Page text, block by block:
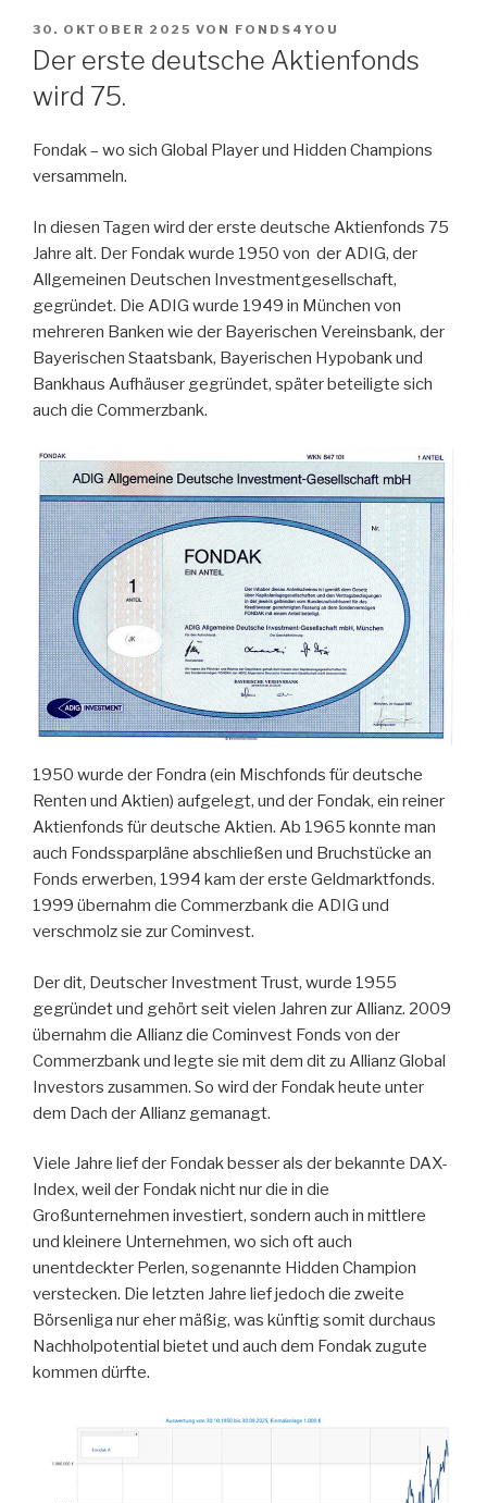
VERÖFFENTLICHT
AM
30. OKTOBER 2025 VON FONDS4YOU
Der erste deutsche Aktienfonds
wird 75.
Fondak – wo sich Global Player und Hidden Champions
versammeln.
In diesen Tagen wird der erste deutsche Aktienfonds 75
Jahre alt. Der Fondak wurde 1950 von der ADIG, der
Allgemeinen Deutschen Investmentgesellschaft,
gegründet. Die ADIG wurde 1949 in München von
mehreren Banken wie der Bayerischen Vereinsbank, der
Bayerischen Staatsbank, Bayerischen Hypobank und
Bankhaus Aufhäuser gegründet, später beteiligte sich
auch die Commerzbank.
1950 wurde der Fondra (ein Mischfonds für deutsche
Renten und Aktien) aufgelegt, und der Fondak, ein reiner
Aktienfonds für deutsche Aktien. Ab 1965 konnte man
auch Fondssparpläne abschließen und Bruchstücke an
Fonds erwerben, 1994 kam der erste Geldmarktfonds.
1999 übernahm die Commerzbank die ADIG und
verschmolz sie zur Cominvest.
Der dit, Deutscher Investment Trust, wurde 1955
gegründet und gehört seit vielen Jahren zur Allianz. 2009
übernahm die Allianz die Cominvest Fonds von der
Commerzbank und legte sie mit dem dit zu Allianz Global
Investors zusammen. So wird der Fondak heute unter
dem Dach der Allianz gemanagt.
Viele Jahre lief der Fondak besser als der bekannte DAX-
Index, weil der Fondak nicht nur die in die
Großunternehmen investiert, sondern auch in mittlere
und kleinere Unternehmen, wo sich oft auch
unentdeckter Perlen, sogenannte Hidden Champion
verstecken. Die letzten Jahre lief jedoch die zweite
Börsenliga nur eher mäßig, was künftig somit durchaus
Nachholpotential bietet und auch dem Fondak zugute
kommen dürfte.